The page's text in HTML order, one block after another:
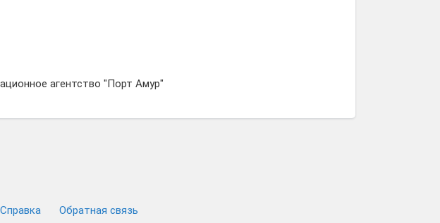
агентство "Порт Амур"
Cправка Обратная связь